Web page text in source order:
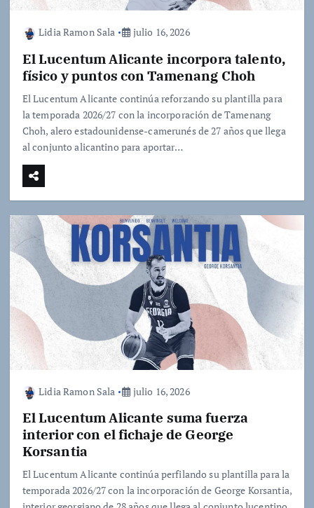
Lidia Ramon Sala julio 16, 2026
El Lucentum Alicante incorpora talento,
físico y puntos con Tamenang Choh
El Lucentum Alicante continúa reforzando su plantilla para
la temporada 2026/27 con la incorporación de Tamenang
Choh, alero estadounidense-camerunés de 27 años que llega
al conjunto alicantino para aportar…
Lidia Ramon Sala julio 16, 2026
El Lucentum Alicante suma fuerza
interior con el fichaje de George
Korsantia
El Lucentum Alicante continúa perfilando su plantilla para la
temporada 2026/27 con la incorporación de George Korsantia,